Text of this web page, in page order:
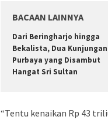
BACAAN LAINNYA
Dari Beringharjo hingga
Bekalista, Dua Kunjungan
Purbaya yang Disambut
Hangat Sri Sultan
“Tentu kenaikan Rp 43